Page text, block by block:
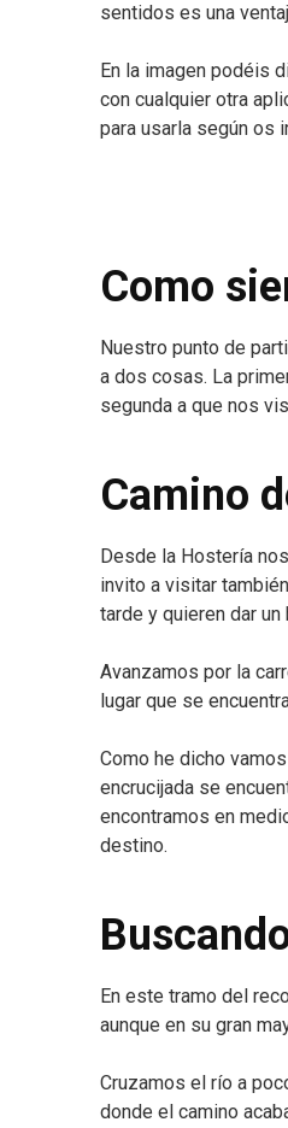
sentidos es una
En la imagen podéis
con cualquier otra
para usarla según os
Como
Nuestro punto de
a dos cosas. La
segunda a que nos
Camino
Desde la Hostería
invito a visitar
tarde y quieren dar
Avanzamos por la
lugar que se
Como he dicho
encrucijada se
encontramos en
destino.
En este tramo del
aunque en su gran
Cruzamos el río a
donde el camino